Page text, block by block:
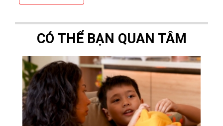
CÓ THỂ BẠN QUAN TÂM